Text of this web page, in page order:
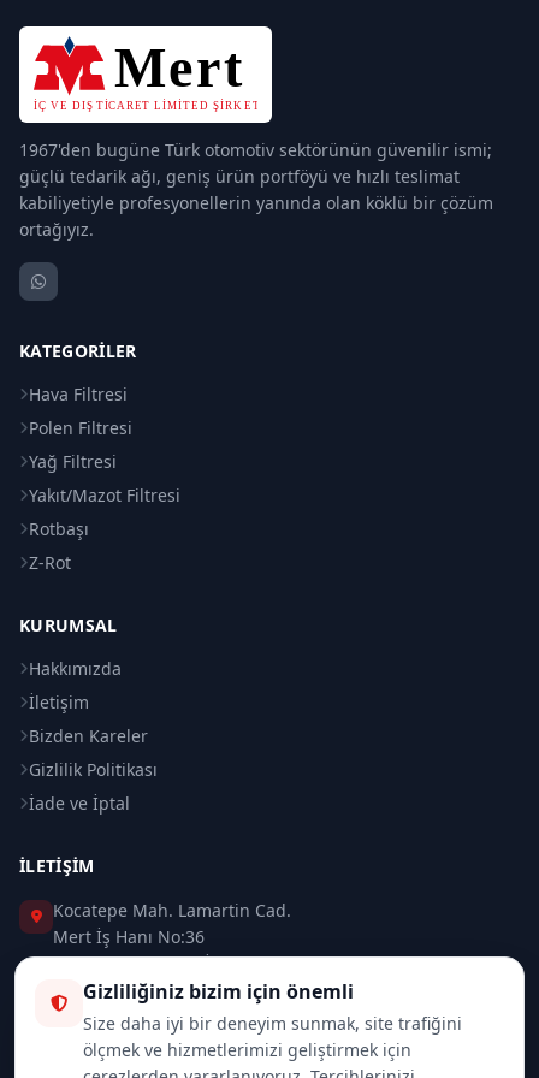
1967'den bugüne Türk otomotiv sektörünün güvenilir ismi;
güçlü tedarik ağı, geniş ürün portföyü ve hızlı teslimat
kabiliyetiyle profesyonellerin yanında olan köklü bir çözüm
ortağıyız.
KATEGORILER
Hava Filtresi
Polen Filtresi
Yağ Filtresi
Yakıt/Mazot Filtresi
Rotbaşı
Z-Rot
KURUMSAL
Hakkımızda
İletişim
Bizden Kareler
Gizlilik Politikası
İade ve İptal
İLETIŞIM
Kocatepe Mah. Lamartin Cad.
Mert İş Hanı No:36
Taksim / Beyoğlu / İSTANBUL
0 (212) 235 37 83
0 (532) 418 08 46
Gizliliğiniz bizim için önemli
Size daha iyi bir deneyim sunmak, site trafiğini
ölçmek ve hizmetlerimizi geliştirmek için